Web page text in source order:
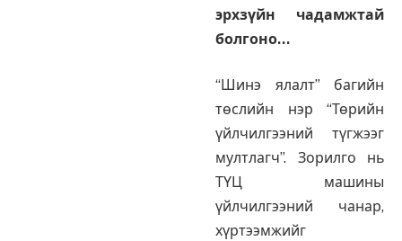
эрхзүйн чадамжтай
болгоно…
“Шинэ ялалт” багийн
төслийн нэр “Төрийн
үйлчилгээний түгжээг
мултлагч”. Зорилго нь
ТҮЦ машины
үйлчилгээний чанар,
хүртээмжийг